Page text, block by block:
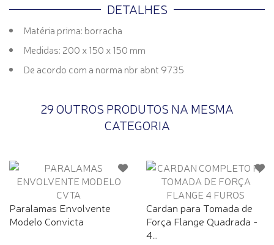
DETALHES
Matéria prima: borracha
Medidas: 200 x 150 x 150 mm
De acordo com a norma nbr abnt 9735
29 OUTROS PRODUTOS NA MESMA
CATEGORIA
Paralamas Envolvente
Modelo Convicta
Cardan para Tomada de
Força Flange Quadrada -
4...